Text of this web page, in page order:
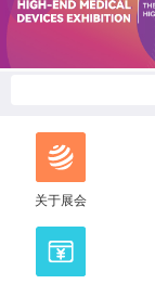
关于展会